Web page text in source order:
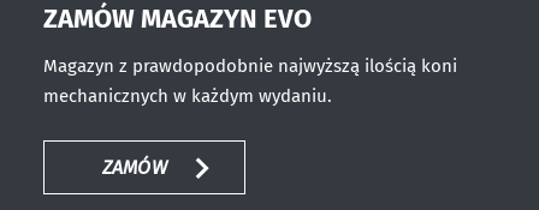
ZAMÓW MAGAZYN EVO
Magazyn z prawdopodobnie najwyższą ilością koni
mechanicznych w każdym wydaniu.
ZAMÓW